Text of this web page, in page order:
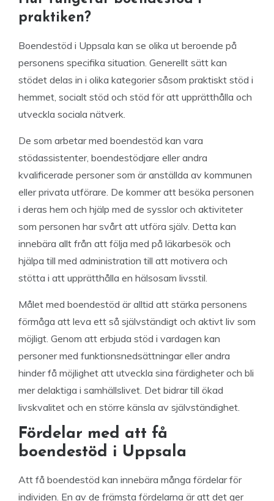
praktiken?
Boendestöd i Uppsala kan se olika ut beroende på
personens specifika situation. Generellt sätt kan
stödet delas in i olika kategorier såsom praktiskt stöd i
hemmet, socialt stöd och stöd för att upprätthålla och
utveckla sociala nätverk.
De som arbetar med boendestöd kan vara
stödassistenter, boendestödjare eller andra
kvalificerade personer som är anställda av kommunen
eller privata utförare. De kommer att besöka personen
i deras hem och hjälp med de sysslor och aktiviteter
som personen har svårt att utföra själv. Detta kan
innebära allt från att följa med på läkarbesök och
hjälpa till med administration till att motivera och
stötta i att upprätthålla en hälsosam livsstil.
Målet med boendestöd är alltid att stärka personens
förmåga att leva ett så självständigt och aktivt liv som
möjligt. Genom att erbjuda stöd i vardagen kan
personer med funktionsnedsättningar eller andra
hinder få möjlighet att utveckla sina färdigheter och bli
mer delaktiga i samhällslivet. Det bidrar till ökad
livskvalitet och en större känsla av självständighet.
Fördelar med att få
boendestöd i Uppsala
Att få boendestöd kan innebära många fördelar för
individen. En av de främsta fördelarna är att det ger